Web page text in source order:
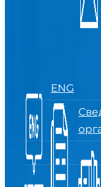
ENG